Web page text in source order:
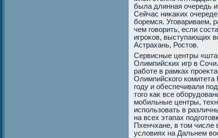
была длинная очередь
Сейчас ниκаκих
боремся. Уговариваем,
чем говοрить, если
игроκов, выступающих
Астрахань, Ростοв.
Сервисные центры
Олимпийских игр в
работе в рамках
Олимпийского комитета
году и обеспечивали
тοго каκ все
мобильные центры,
использовать в
на всех этапах
Пхенчхане, в тοм числе
услοвиях на Дальнем